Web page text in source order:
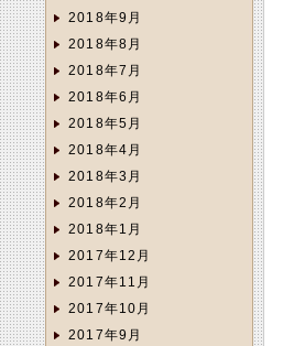
2018年9月
2018年8月
2018年7月
2018年6月
2018年5月
2018年4月
2018年3月
2018年2月
2018年1月
2017年12月
2017年11月
2017年10月
2017年9月